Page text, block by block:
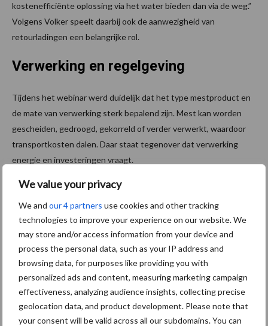
We value your privacy
We and our 4 partners use cookies and other tracking
technologies to improve your experience on our website. We
may store and/or access information from your device and
process the personal data, such as your IP address and
browsing data, for purposes like providing you with
personalized ads and content, measuring marketing campaign
effectiveness, analyzing audience insights, collecting precise
geolocation data, and product development. Please note that
your consent will be valid across all our subdomains. You can
kostenefficiënte oplossing via het water bieden dan via de weg.”
Volgens Volker speelt daarbij ook de aanwezigheid van
retourladingen een belangrijke rol.
Verwerking en regelgeving
Tijdens het webinar werd duidelijk dat het type mestproduct en
de mate van verwerking sterk bepalend zijn. Mest kan worden
gescheiden, gedroogd, gekorreld of verder verwerkt, waardoor
transportkosten dalen. Daar staat tegenover dat verwerking
energie en investeringen vraagt.
Ook regelgeving is een belangrijk aandachtspunt. Roefs legde uit
dat voor onbewerkte mest vaak per zending toestemming nodig
is, terwijl verwerkte mest eenvoudiger kan worden
geëxporteerd. Een belangrijke ontwikkeling is de Europese
meststoffenverordening: “Dan is mest geen restproduct meer,
maar echt een product. En op het moment dat je daaraan voldoet,
is vrijhandel in de hele Europese Unie een gegeven.”
Praktijkervaring: het kan werken